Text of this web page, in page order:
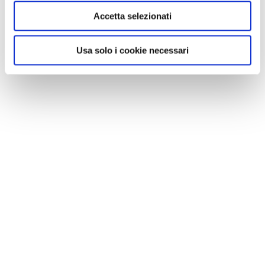
Accetta selezionati
Usa solo i cookie necessari